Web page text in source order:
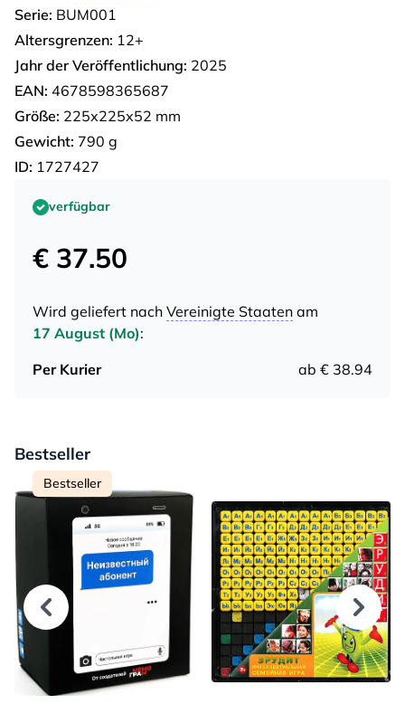
Serie: BUM001
Altersgrenzen: 12+
Jahr der Veröffentlichung: 2025
EAN: 4678598365687
Größe: 225х225х52 mm
Gewicht: 790 g
ID: 1727427
verfügbar
€ 37.50
Wird geliefert nach Vereinigte Staaten am
17 August (Mo):
Per Kurier
ab € 38.94
Bestseller
Bestseller